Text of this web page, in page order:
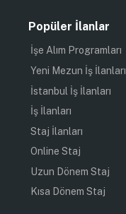
Popüler İlanlar
İşe Alım Programları
Yeni Mezun İş İlanları
İstanbul İş İlanları
İş İlanları
Staj İlanları
Online Staj
Uzun Dönem Staj
Kısa Dönem Staj